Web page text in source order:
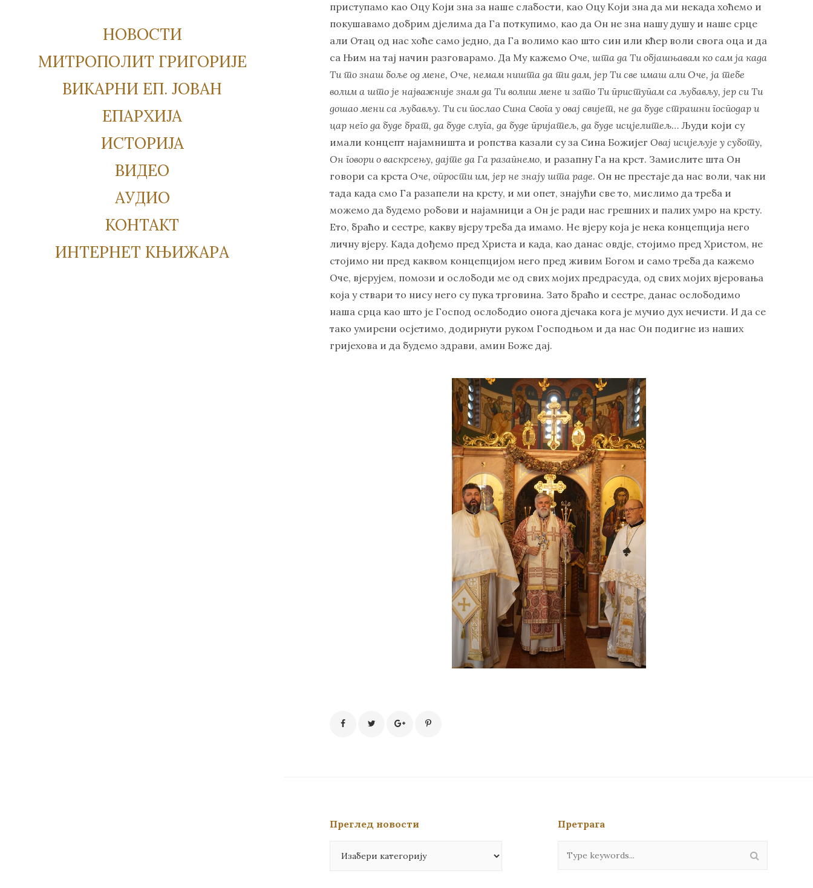
НОВОСТИ
МИТРОПОЛИТ ГРИГОРИЈЕ
ВИКАРНИ ЕП. ЈОВАН
ЕПАРХИЈА
ИСТОРИЈА
ВИДЕО
АУДИО
КОНТАКТ
ИНТЕРНЕТ КЊИЖАРА
приступамо као Оцу Који зна за наше слабости, као Оцу Који зна да ми некада хоћемо и
покушавамо добрим дјелима да Га поткупимо, као да Он не зна нашу душу и наше срце
али Отац од нас хоће само једно, да Га волимо као што син или кћер воли свога оца и да
са Њим на тај начин разговарамо. Да Му кажемоОче, шта да Ти објашњавам ко сам ја када
Ти то знаш боље од мене, Оче, немам ништа да ти дам, јер Ти све имаш али Оче, ја тебе
волим а што је најважније знам да Ти волиш мене и зато Ти приступам са љубављу, јер си Ти
дошао мени са љубављу. Ти си послао Сина Свога у овај свијет, не да буде страшни господар и
цар него да буде брат, да буде слуга, да буде пријатељ, да буде исцјелитељ… Људи који су
имали концепт најамништа и ропства казали су за Сина БожијегОвај исцјељује у суботу,
Он говори о васкрсењу, дајте да Га разапнемо, и разапну Га на крст. Замислите шта Он
говори са крстаОче, опрости им, јер не знају шта раде. Он не престаје да нас воли, чак ни
тада када смо Га разапели на крсту, и ми опет, знајући све то, мислимо да треба и
можемо да будемо робови и најамници а Он је ради нас грешних и палих умро на крсту.
Ето, браћо и сестре, какву вјеру треба да имамо. Не вјеру која је нека концепција него
личну вјеру. Када дођемо пред Христа и када, као данас овдје, стојимо пред Христом, не
стојимо ни пред каквом концепцијом него пред живим Богом и само треба да кажемо
Оче, вјерујем, помози и ослободи ме од свих мојих предрасуда, од свих мојих вјеровања
која у ствари то нису него су пука трговина. Зато браћо и сестре, данас ослободимо
наша срца као што је Господ ослободио онога дјечака кога је мучио дух нечисти. И да се
тако умирени осјетимо, додирнути руком Господњом и да нас Он подигне из наших
гријехова и да будемо здрави, амин Боже дај.
Преглед новости
новости
Претрага